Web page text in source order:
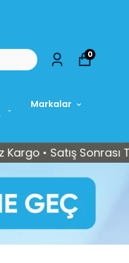
Markalar
0
Sonrası Teknik